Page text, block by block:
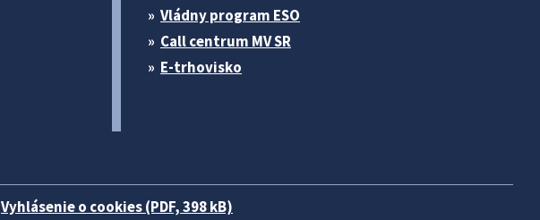
Vládny program ESO
Call centrum MV SR
E-trhovisko
Vyhlásenie o cookies (PDF, 398 kB)